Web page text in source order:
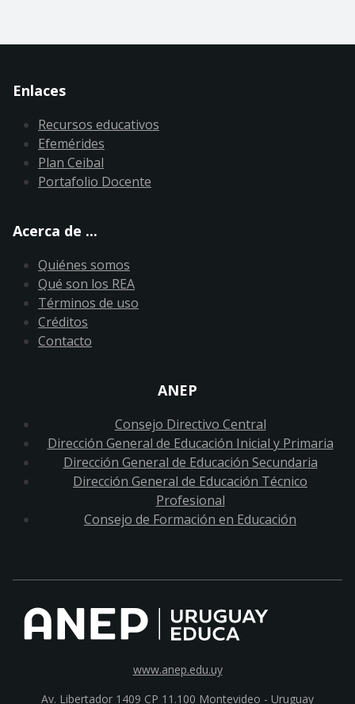
Enlaces
Recursos educativos
Efemérides
Plan Ceibal
Portafolio Docente
Acerca de ...
Quiénes somos
Qué son los REA
Términos de uso
Créditos
Contacto
ANEP
Consejo Directivo Central
Dirección General de Educación Inicial y Primaria
Dirección General de Educación Secundaria
Dirección General de Educación Técnico
Profesional
Consejo de Formación en Educación
www.anep.edu.uy
Av. Libertador 1409 CP 11.100 Montevideo - Uruguay